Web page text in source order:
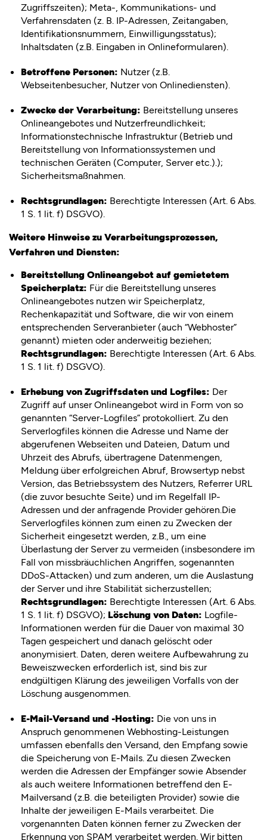
Zugriffszeiten); Meta-, Kommunikations- und
Verfahrensdaten (z. B. IP-Adressen, Zeitangaben,
Identifikationsnummern, Einwilligungsstatus);
Inhaltsdaten (z.B. Eingaben in Onlineformularen).
Betroffene Personen: Nutzer (z.B.
Webseitenbesucher, Nutzer von Onlinediensten).
Zwecke der Verarbeitung: Bereitstellung unseres
Onlineangebotes und Nutzerfreundlichkeit;
Informationstechnische Infrastruktur (Betrieb und
Bereitstellung von Informationssystemen und
technischen Geräten (Computer, Server etc.).);
Sicherheitsmaßnahmen.
Rechtsgrundlagen: Berechtigte Interessen (Art. 6 Abs.
1 S. 1 lit. f) DSGVO).
Weitere Hinweise zu Verarbeitungsprozessen,
Verfahren und Diensten:
Bereitstellung Onlineangebot auf gemietetem
Speicherplatz: Für die Bereitstellung unseres
Onlineangebotes nutzen wir Speicherplatz,
Rechenkapazität und Software, die wir von einem
entsprechenden Serveranbieter (auch “Webhoster”
genannt) mieten oder anderweitig beziehen;
Rechtsgrundlagen: Berechtigte Interessen (Art. 6 Abs.
1 S. 1 lit. f) DSGVO).
Erhebung von Zugriffsdaten und Logfiles: Der
Zugriff auf unser Onlineangebot wird in Form von so
genannten “Server-Logfiles” protokolliert. Zu den
Serverlogfiles können die Adresse und Name der
abgerufenen Webseiten und Dateien, Datum und
Uhrzeit des Abrufs, übertragene Datenmengen,
Meldung über erfolgreichen Abruf, Browsertyp nebst
Version, das Betriebssystem des Nutzers, Referrer URL
(die zuvor besuchte Seite) und im Regelfall IP-
Adressen und der anfragende Provider gehören.Die
Serverlogfiles können zum einen zu Zwecken der
Sicherheit eingesetzt werden, z.B., um eine
Überlastung der Server zu vermeiden (insbesondere im
Fall von missbräuchlichen Angriffen, sogenannten
DDoS-Attacken) und zum anderen, um die Auslastung
der Server und ihre Stabilität sicherzustellen;
Rechtsgrundlagen: Berechtigte Interessen (Art. 6 Abs.
1 S. 1 lit. f) DSGVO); Löschung von Daten: Logfile-
Informationen werden für die Dauer von maximal 30
Tagen gespeichert und danach gelöscht oder
anonymisiert. Daten, deren weitere Aufbewahrung zu
Beweiszwecken erforderlich ist, sind bis zur
endgültigen Klärung des jeweiligen Vorfalls von der
Löschung ausgenommen.
E-Mail-Versand und -Hosting: Die von uns in
Anspruch genommenen Webhosting-Leistungen
umfassen ebenfalls den Versand, den Empfang sowie
die Speicherung von E-Mails. Zu diesen Zwecken
werden die Adressen der Empfänger sowie Absender
als auch weitere Informationen betreffend den E-
Mailversand (z.B. die beteiligten Provider) sowie die
Inhalte der jeweiligen E-Mails verarbeitet. Die
vorgenannten Daten können ferner zu Zwecken der
Erkennung von SPAM verarbeitet werden. Wir bitten